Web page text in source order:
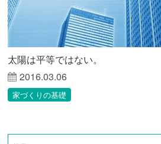
太陽は平等ではない。
2016.03.06
家づくりの基礎